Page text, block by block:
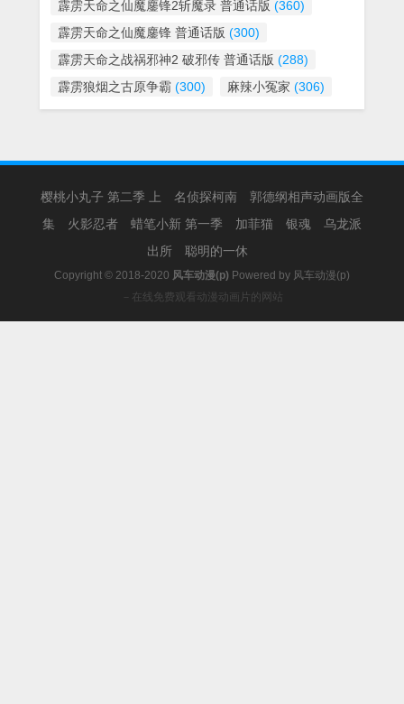
霹雳天命之仙魔鏖锋2斩魔录 普通话版 (360)
霹雳天命之仙魔鏖锋 普通话版 (300)
霹雳天命之战祸邪神2 破邪传 普通话版 (288)
霹雳狼烟之古原争霸 (300) 麻辣小冤家 (306)
樱桃小丸子 第二季 上 名侦探柯南
郭德纲相声动画版全
集
火影忍者 蜡笔小新 第一季 加菲猫 银魂
乌龙派
出所
聪明的一休
Copyright © 2018-2020 风车动漫(p) Powered by 风车动漫(p)
－在线免费观看动漫动画片的网站